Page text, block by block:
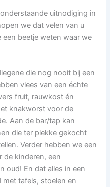
uitnodiging in
we dat velen van u
beetje weten waar we
die nog nooit bij een
vlees van een échte
fruit, rauwkost én
knakworst voor de
Aan de bar/tap kan
die ter plekke gekocht
Verder hebben we een
de kinderen, een
oud! En dat alles in een
met tafels, stoelen en